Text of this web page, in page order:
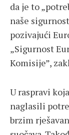
da je to
naše
pozivajući
„Sigurnost
Komisije”,
U raspravi
naglasili
brzim